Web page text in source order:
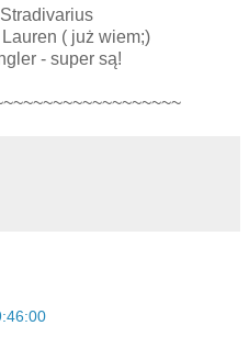
( już wiem;)
- super są!